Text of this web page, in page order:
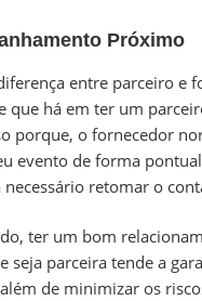
Próximo
entre parceiro e
que há em ter um
porque, o fornecedor
evento de forma
retomar o
ter um bom
seja parceira tende a
de minimizar os